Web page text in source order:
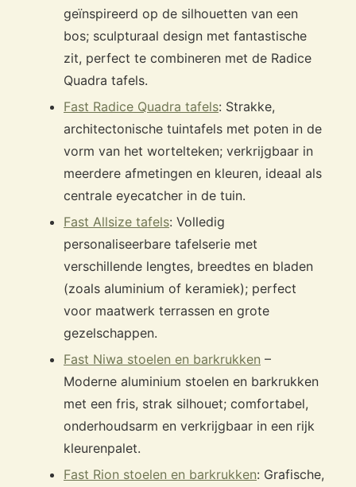
geïnspireerd op de silhouetten van een
bos; sculpturaal design met fantastische
zit, perfect te combineren met de Radice
Quadra tafels.
Fast Radice Quadra tafels: Strakke,
architectonische tuintafels met poten in de
vorm van het wortelteken; verkrijgbaar in
meerdere afmetingen en kleuren, ideaal als
centrale eyecatcher in de tuin.
Fast Allsize tafels: Volledig
personaliseerbare tafelserie met
verschillende lengtes, breedtes en bladen
(zoals aluminium of keramiek); perfect
voor maatwerk terrassen en grote
gezelschappen.
Fast Niwa stoelen en barkrukken –
Moderne aluminium stoelen en barkrukken
met een fris, strak silhouet; comfortabel,
onderhoudsarm en verkrijgbaar in een rijk
kleurenpalet.
Fast Rion stoelen en barkrukken: Grafische,